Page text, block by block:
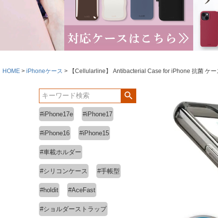
HOME iPhoneケース 【Cellularline】 Antibacterial Case for iPhone 抗菌 ケー
#iPhone17e #iPhone17
#iPhone16 #iPhone15
#車載ホルダー
#シリコンケース #手帳型
#holdit #AceFast
#ショルダーストラップ